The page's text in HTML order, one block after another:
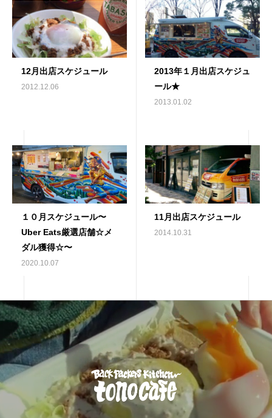
12月出店スケジュール
2012.12.06
2013年１月出店スケジュ
ール★
2013.01.02
１０月スケジュール〜
Uber Eats厳選店舗☆メ
ダル獲得☆〜
2020.10.07
11月出店スケジュール
2014.10.31